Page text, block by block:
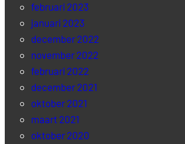
februari 2023
januari 2023
december 2022
november 2022
februari 2022
december 2021
oktober 2021
maart 2021
oktober 2020